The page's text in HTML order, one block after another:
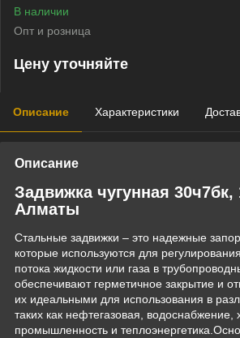
В наличии
Опт и розница
Цену уточняйте
Описание Характеристики
Описание
Задвижка чугунная
Алматы
Стальные задвижки – это надежные
которые используются для
потока жидкости или газа в
обеспечивают герметичное закрытие и
их идеальными для использования в
таких как нефтегазовая, водоснабжение,
промышленность и